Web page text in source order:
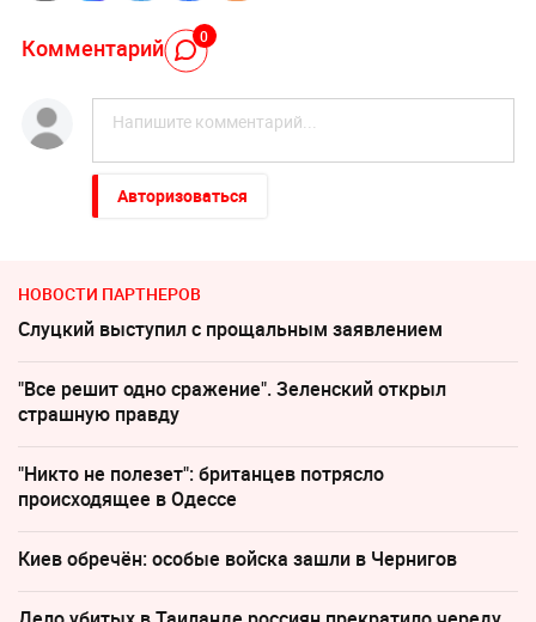
Комментарий 0
Авторизоваться
НОВОСТИ ПАРТНЕРОВ
Слуцкий выступил с прощальным заявлением
"Все решит одно сражение". Зеленский открыл
страшную правду
"Никто не полезет": британцев потрясло
происходящее в Одессе
Киев обречён: особые войска зашли в Чернигов